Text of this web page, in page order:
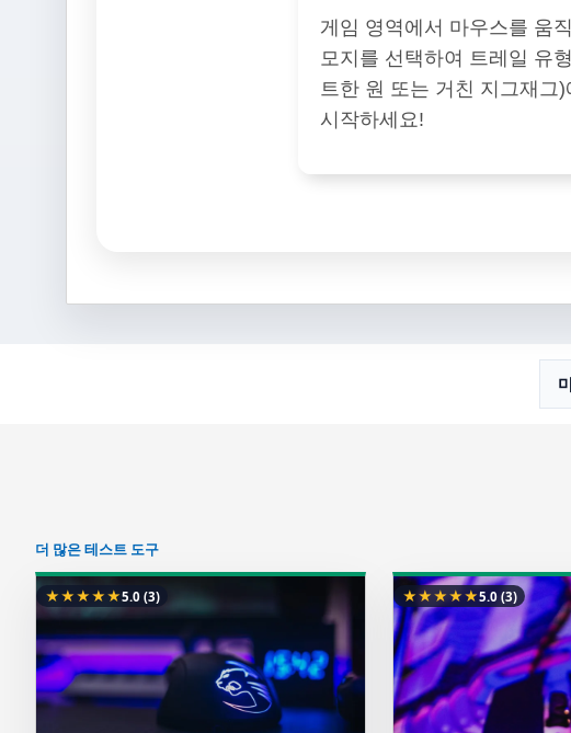
게임 영역에서 마우스를 움
모지를 선택하여 트레일 유
트한 원 또는 거친 지그재그
시작하세요!
더 많은 테스트 도구
★★★★★5.0(3) ★★★★★5.0(3)